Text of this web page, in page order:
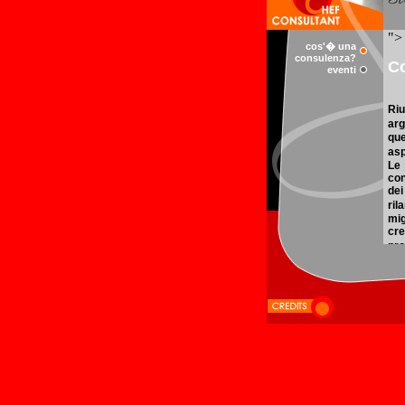
cos'� una
consulenza?
eventi